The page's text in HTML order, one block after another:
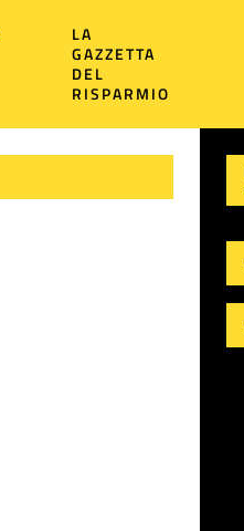
LA
GAZZETTA
DEL
RISPARMIO